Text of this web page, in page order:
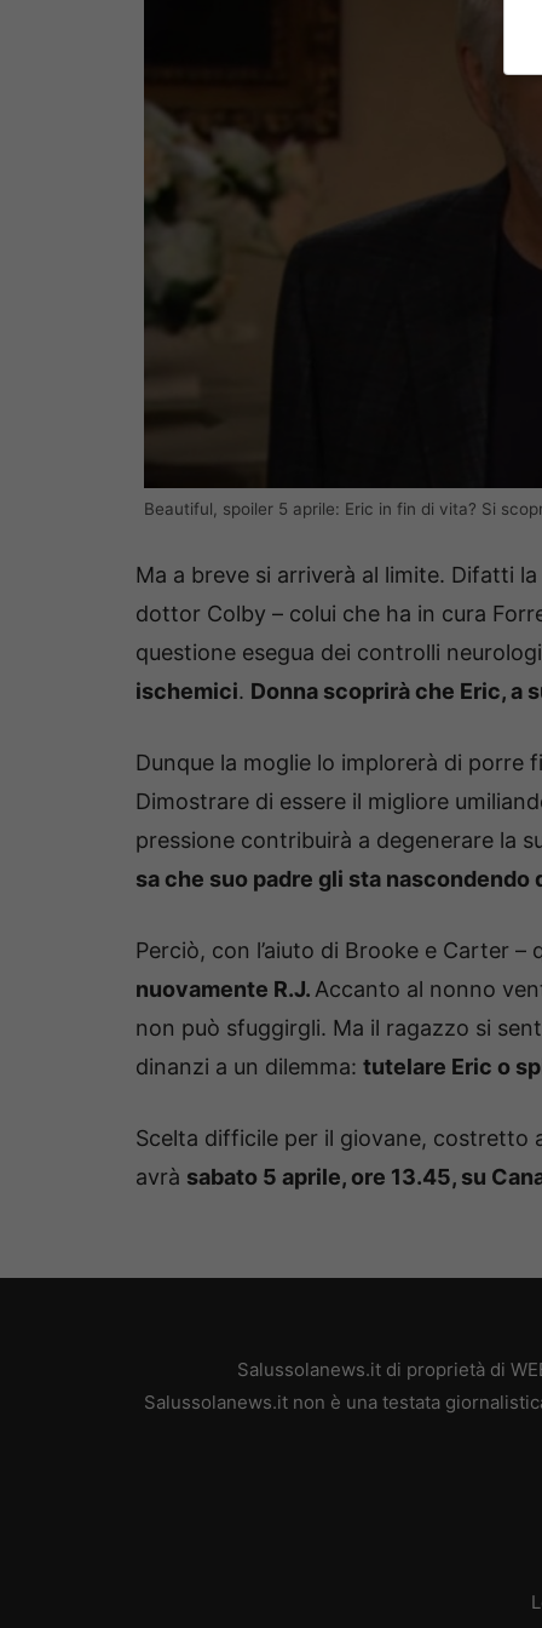
Beautiful, spoiler 5 aprile: Eric in fin di vita? Si
Ma a breve si arriverà al limite. Difatti
dottor Colby – colui che ha in cura
questione esegua dei controlli
ischemici. Donna scoprirà che Eric, a
Dunque la moglie lo implorerà di porre
Dimostrare di essere il migliore
pressione contribuirà a degenerare la
sa che suo padre gli sta nascondendo
Perciò, con l’aiuto di Brooke e Carter –
nuovamente R.J.Accanto al nonno
non può sfuggirgli. Ma il ragazzo si
dinanzi a un dilemma: tutelare Eric o
Scelta difficile per il giovane, costretto
avrà sabato 5 aprile, ore 13.45, su
Salussolanews.it di proprietà di
Salussolanews.it non è una testata